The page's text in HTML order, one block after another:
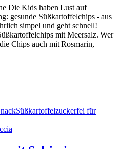
Die Kids haben Lust auf
gesunde Süßkartoffelchips - aus
simpel und geht schnell!
mit Meersalz. Wer
Chips auch mit Rosmarin,
Süßkartoffelzuckerfei für